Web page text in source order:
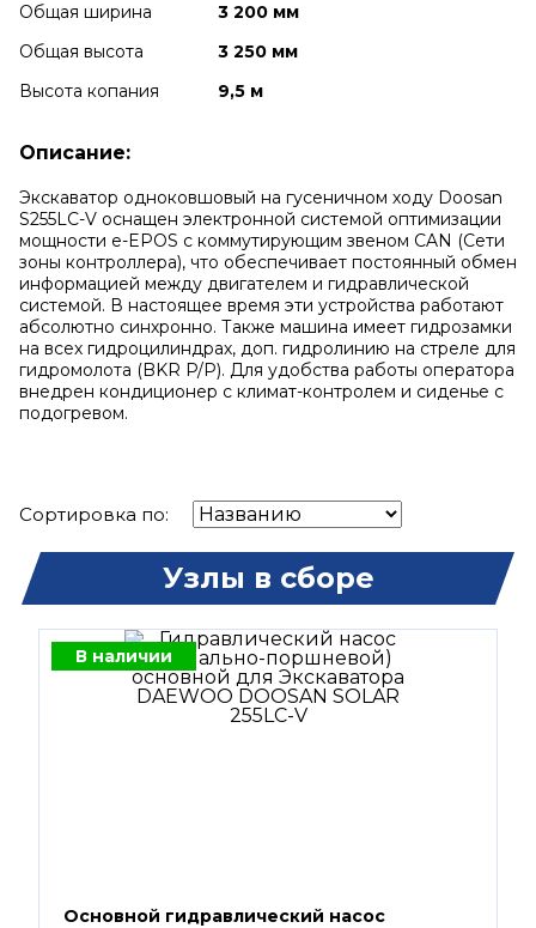
Общая ширина
3 200 мм
Общая высота
3 250 мм
Высота копания
9,5 м
Описание:
Экскаватор одноковшовый на гусеничном ходу Doosan
S255LC-V оснащен электронной системой оптимизации
мощности е-EPOS с коммутирующим звеном CAN (Сети
зоны контроллера), что обеспечивает постоянный обмен
информацией между двигателем и гидравлической
системой. В настоящее время эти устройства работают
абсолютно синхронно. Также машина имеет гидрозамки
на всех гидроцилиндрах, доп. гидролинию на стреле для
гидромолота (BKR P/P). Для удобства работы оператора
внедрен кондиционер с климат-контролем и сиденье с
подогревом.
Сортировка по:
Узлы в сборе
В наличии
Основной гидравлический насос